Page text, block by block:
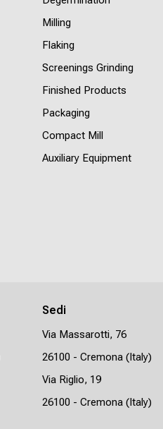
Milling
Flaking
Screenings Grinding
Finished Products
Packaging
Compact Mill
Auxiliary Equipment
Sedi
Via Massarotti, 76
26100 - Cremona (Italy)
Via Riglio, 19
26100 - Cremona (Italy)